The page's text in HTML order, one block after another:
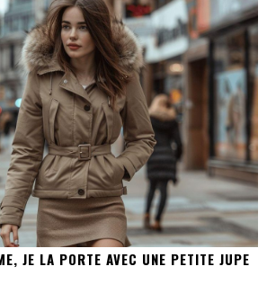
JE LA PORTE AVEC UNE PETITE JUPE